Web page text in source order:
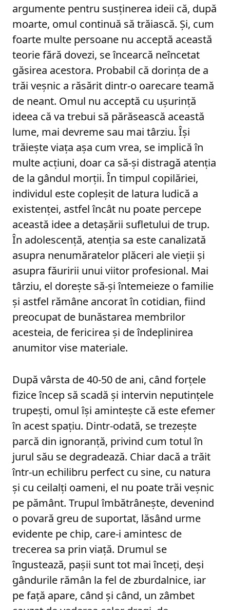
argumente pentru susținerea ideii că, după
moarte, omul continuă să trăiască. Și, cum
foarte multe persoane nu acceptă această
teorie fără dovezi, se încearcă neîncetat
găsirea acestora. Probabil că dorința de a
trăi veșnic a răsărit dintr-o oarecare teamă
de neant. Omul nu acceptă cu ușurință
ideea că va trebui să părăsească această
lume, mai devreme sau mai târziu. Își
trăiește viața așa cum vrea, se implică în
multe acțiuni, doar ca să-și distragă atenția
de la gândul morții. În timpul copilăriei,
individul este copleșit de latura ludică a
existenței, astfel încât nu poate percepe
această idee a detașării sufletului de trup.
În adolescență, atenția sa este canalizată
asupra nenumăratelor plăceri ale vieții și
asupra făuririi unui viitor profesional. Mai
târziu, el dorește să-și întemeieze o familie
și astfel rămâne ancorat în cotidian, fiind
preocupat de bunăstarea membrilor
acesteia, de fericirea și de îndeplinirea
anumitor vise materiale.
După vârsta de 40-50 de ani, când forțele
fizice încep să scadă și intervin neputințele
trupești, omul își amintește că este efemer
în acest spațiu. Dintr-odată, se trezește
parcă din ignoranță, privind cum totul în
jurul său se degradează. Chiar dacă a trăit
într-un echilibru perfect cu sine, cu natura
și cu ceilalți oameni, el nu poate trăi veșnic
pe pământ. Trupul îmbătrânește, devenind
o povară greu de suportat, lăsând urme
evidente pe chip, care-i amintesc de
trecerea sa prin viață. Drumul se
îngustează, pașii sunt tot mai înceți, deși
gândurile rămân la fel de zburdalnice, iar
pe față apare, când și când, un zâmbet